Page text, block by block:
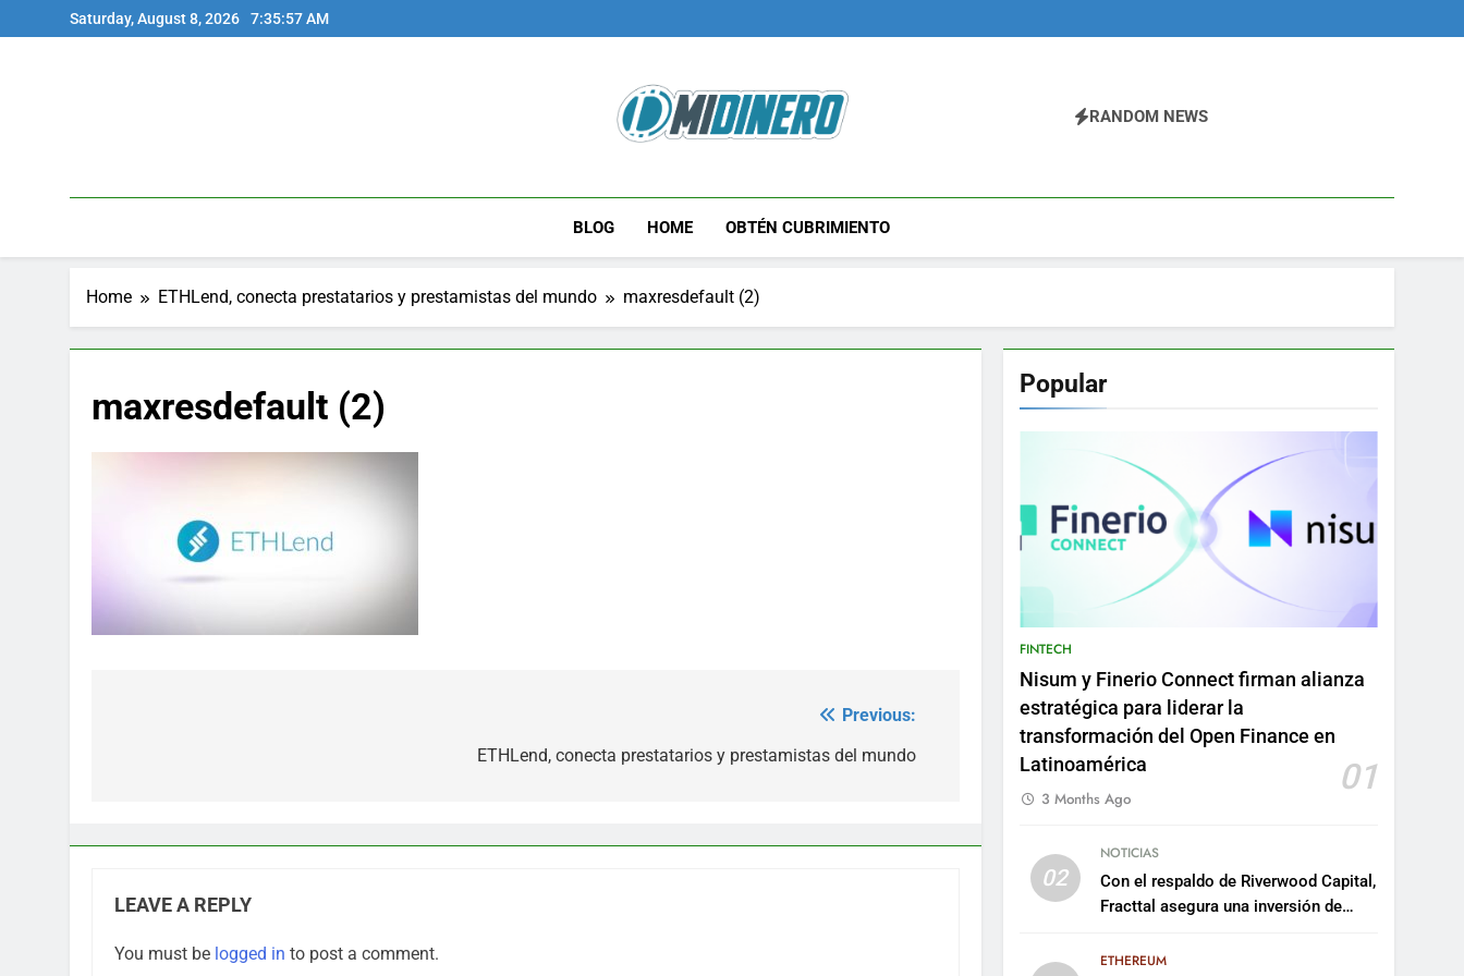
to
Saturday, August 8, 2026 7:35:57 AM
Midinero.co
RANDOM NEWS
BLOG HOME OBTÉN CUBRIMIENTO
Home ETHLend, conecta prestatarios y prestamistas del mundo maxresdefault (2)
maxresdefault (2)
Previous:
ETHLend, conecta prestatarios y prestamistas del mundo
LEAVE A REPLY
You must be logged in to post a comment.
Popular
FINTECH
Nisum y Finerio Connect firman alianza
estratégica para liderar la
transformación del Open Finance en
Latinoamérica
01
3 Months Ago
02
NOTICIAS
Con el respaldo de Riverwood Capital,
Fracttal asegura una inversión de
plataforma
ETHEREUM